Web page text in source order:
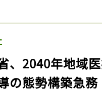
、2040年地域
の態勢構築急務